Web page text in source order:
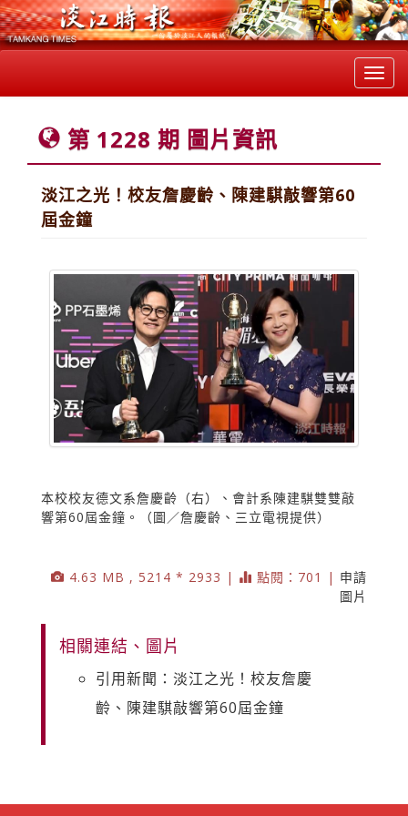
第 1228 期 圖片資訊
淡江之光！校友詹慶齡、陳建騏敲響第60
屆金鐘
本校校友德文系詹慶齡（右）、會計系陳建騏雙雙敲
響第60屆金鐘。（圖／詹慶齡、三立電視提供）
4.63 MB , 5214 * 2933 | 點閱：701 | 申請
圖片
相關連結、圖片
引用新聞：淡江之光！校友詹慶
齡、陳建騏敲響第60屆金鐘